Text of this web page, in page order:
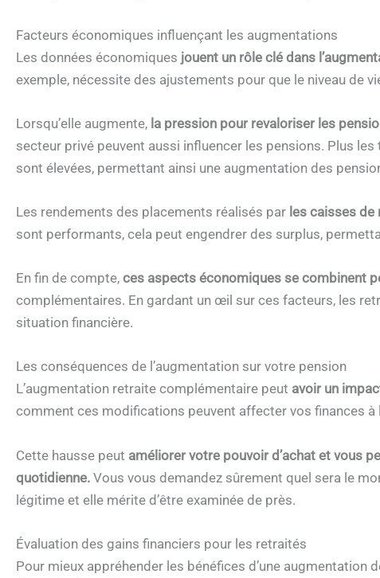
Facteurs économiques influençant les augmentations
Les données économiques jouent un rôle clé dans
exemple, nécessite des ajustements pour que le niveau de
Lorsqu’elle augmente, la pression pour revaloriser les
secteur privé peuvent aussi influencer les pensions. Plus
sont élevées, permettant ainsi une augmentation des
Les rendements des placements réalisés par les caisses
sont performants, cela peut engendrer des surplus,
En fin de compte, ces aspects économiques se combinent
complémentaires. En gardant un œil sur ces facteurs, les
situation financière.
Les conséquences de l’augmentation sur votre pension
L’augmentation retraite complémentaire peut avoir un
comment ces modifications peuvent affecter vos finances à
Cette hausse peut améliorer votre pouvoir d’achat et vous
quotidienne. Vous vous demandez sûrement quel sera le
légitime et elle mérite d’être examinée de près.
Évaluation des gains financiers pour les retraités
Pour mieux appréhender les bénéfices d’une augmentation